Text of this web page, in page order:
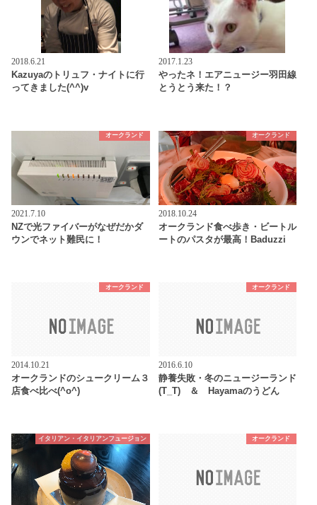
2018.6.21
Kazuyaのトリュフ・ナイトに行
ってきました(^^)v
2017.1.23
やったネ！エアニュージー羽田線
とうとう来た！？
オークランド
2021.7.10
NZで光ファイバーがなぜだかダ
ウンでネット難民に！
オークランド
2018.10.24
オークランド食べ歩き・ビートル
ートのパスタが最高！Baduzzi
オークランド
2014.10.21
オークランドのシュークリーム３
店食べ比べ(^o^)
オークランド
2016.6.10
静養失敗・冬のニュージーランド
(T_T) ＆ Hayamaのうどん
イタリアン・イタリアンフュージョン オークランド